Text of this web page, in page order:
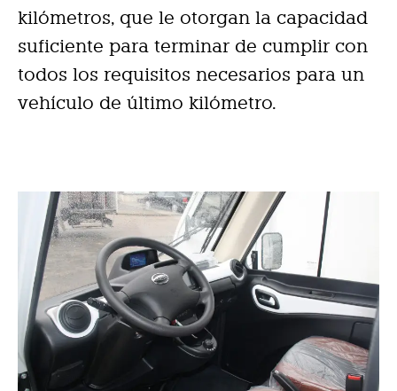
kilómetros, que le otorgan la capacidad
suficiente para terminar de cumplir con
todos los requisitos necesarios para un
vehículo de último kilómetro.